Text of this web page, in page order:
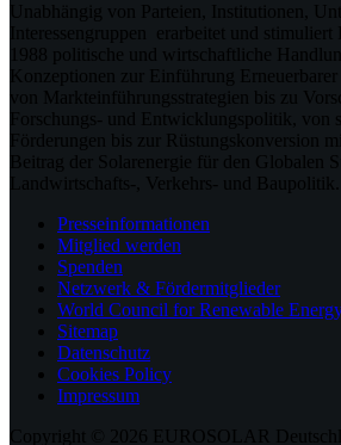
Unabhängig von Parteien, Institutionen,
Interessengruppen erarbeitet und stimuliert
1988 politische und wirtschaftliche
Konzeptionen zur Einführung Erneuerbarer
von Markteinführungsstrategien bis zu
Forschungs- und Entwicklungspolitik, von
Förderungen bis zur Rüstungskonversion
Beitrag der Solarenergie für den Globalen
Landwirtschafts-, Verkehrs- und Baupolitik.
Presseinformationen
Mitglied werden
Spenden
Netzwerk & Fördermitglieder
World Council for Renewable
Sitemap
Datenschutz
Cookies Policy
Impressum
Copyright © 2026 EUROSOLAR